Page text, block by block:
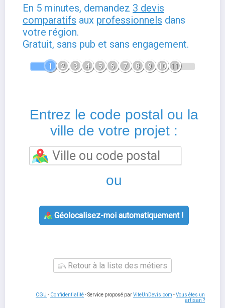
En 5 minutes, demandez 3 devis
comparatifs aux professionnels dans
votre région.
Gratuit, sans pub et sans engagement.
1 2 3 4 5 6 7 8 9 10 11
Entrez le code postal ou la
ville de votre projet :
ou
Géolocalisez-moi automatiquement !
Retour à la liste des métiers
CGU - Confidentialité- Service proposé parViteUnDevis.com -Vous êtes un
artisan ?